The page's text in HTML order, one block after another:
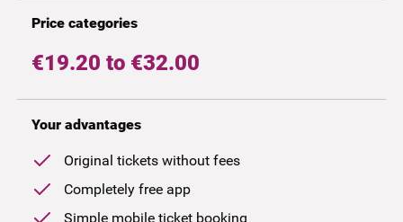
Price categories
€19.20 to €32.00
Your advantages
Original tickets without fees
Completely free app
Simple mobile ticket booking